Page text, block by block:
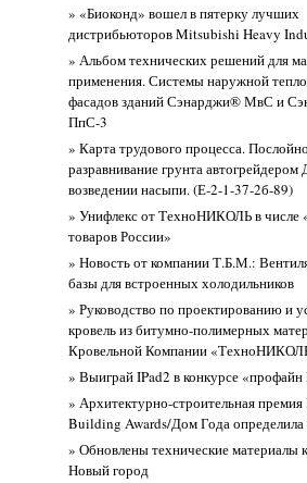
» «Биоконд» вошел в пятерку лучших
дистрибьюторов Mitsubishi Heavy
» Альбом технических решений для
применения. Системы наружной
фасадов зданий Сэнарджи® МвС и
ПпС-3
» Карта трудового процесса.
разравнивание грунта
возведении насыпи. (Е-2-1-37-2б-89)
» Унифлекс от ТехноНИКОЛЬ в числе
товаров России»
» Новость от компании Т.Б.М.:
базы для встроенных холодильников
» Руководство по проектированию и
кровель из битумно-полимерных
Кровельной Компании
» Выиграй IPad2 в конкурсе
» Архитектурно-строительная премия
Building Awards/Дом Года определила
» Обновлены технические материалы
Новый город